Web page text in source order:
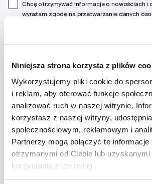
Niniejsza strona korzysta z plików
Wykorzystujemy pliki cookie do
i reklam, aby oferować funkcje
analizować ruch w naszej witrynie.
korzystasz z naszej witryny,
społecznościowym, reklamowym i
Partnerzy mogą połączyć te
otrzymanymi od Ciebie lub uzyskanymi
korzystania z ich usług.
Doradzimy
info@profimed.com
Zapytaj o poradę
Wszystko o zakupach
Warunki handlowe
Sposoby dostawy
Chcę otrzymywać informacje o nowościach i
wyrażam zgodę na przetwarzanie danych